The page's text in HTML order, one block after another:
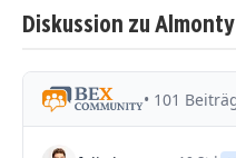
Diskussion zu Almonty